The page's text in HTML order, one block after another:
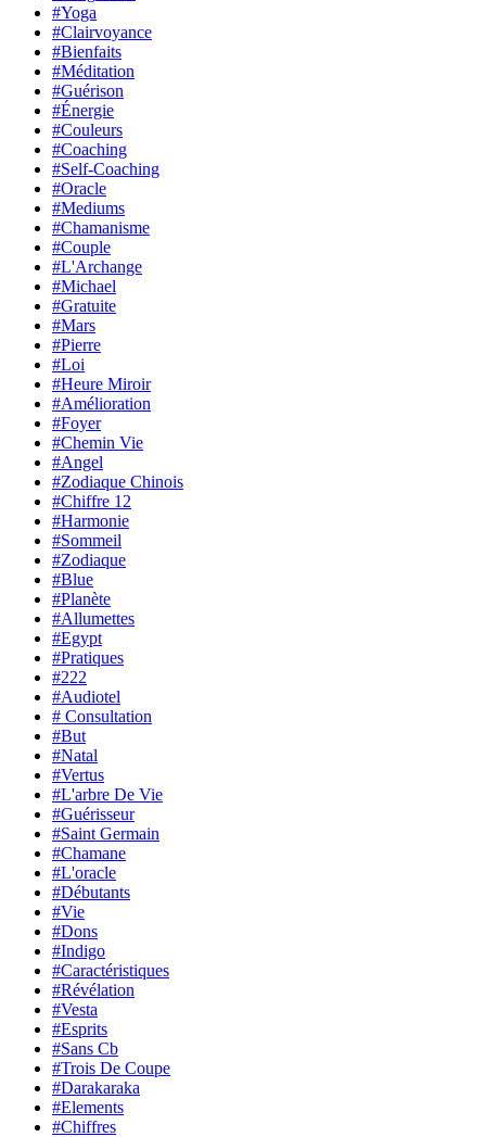
#Yoga
#Clairvoyance
#Bienfaits
#Méditation
#Guérison
#Énergie
#Couleurs
#Coaching
#Self-Coaching
#Oracle
#Mediums
#Chamanisme
#Couple
#L'Archange
#Michael
#Gratuite
#Mars
#Pierre
#Loi
#Heure Miroir
#Amélioration
#Foyer
#Chemin Vie
#Angel
#Zodiaque Chinois
#Chiffre 12
#Harmonie
#Sommeil
#Zodiaque
#Blue
#Planète
#Allumettes
#Egypt
#Pratiques
#222
#Audiotel
# Consultation
#But
#Natal
#Vertus
#L'arbre De Vie
#Guérisseur
#Saint Germain
#Chamane
#L'oracle
#Débutants
#Vie
#Dons
#Indigo
#Caractéristiques
#Révélation
#Vesta
#Esprits
#Sans Cb
#Trois De Coupe
#Darakaraka
#Elements
#Chiffres